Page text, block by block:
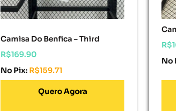
Camisa Do Benfica – Third
R$169.90
No Pix: R$159.71
Adicionar Ao Carrinho
R$
No